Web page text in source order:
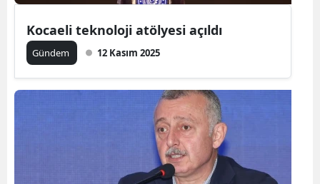
Kocaeli teknoloji atölyesi açıldı
Gündem 12 Kasım 2025